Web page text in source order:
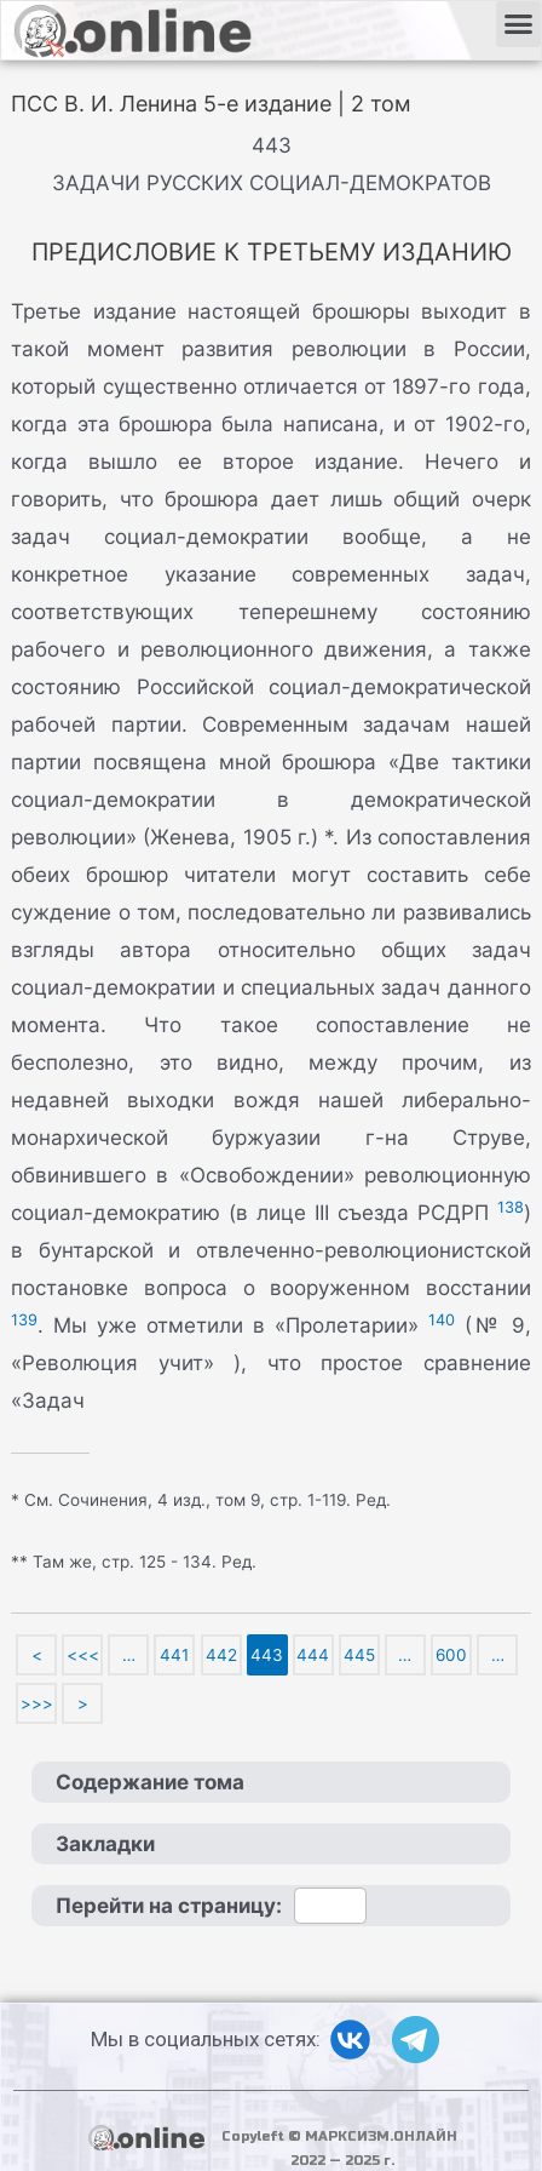
ПСС В. И. Ленина 5-е издание | 2 том
443
ЗАДАЧИ РУССКИХ СОЦИАЛ-ДЕМОКРАТОВ
ПРЕДИСЛОВИЕ К ТРЕТЬЕМУ ИЗДАНИЮ
Третье издание настоящей брошюры выходит в
такой момент развития революции в России,
который существенно отличается от 1897-го года,
когда эта брошюра была написана, и от 1902-го,
когда вышло ее второе издание. Нечего и
говорить, что брошюра дает лишь общий очерк
задач социал-демократии вообще, а не
конкретное указание современных задач,
соответствующих теперешнему состоянию
рабочего и революционного движения, а также
состоянию Российской социал-демократической
рабочей партии. Современным задачам нашей
партии посвящена мной брошюра «Две тактики
социал-демократии в демократической
революции» (Женева, 1905 г.) *. Из сопоставления
обеих брошюр читатели могут составить себе
суждение о том, последовательно ли развивались
взгляды автора относительно общих задач
социал-демократии и специальных задач данного
момента. Что такое сопоставление не
бесполезно, это видно, между прочим, из
недавней выходки вождя нашей либерально-
монархической буржуазии г-на Струве,
обвинившего в «Освобождении» революционную
социал-демократию (в лице III съезда РСДРП 138)
в бунтарской и отвлеченно-революционистской
постановке вопроса о вооруженном восстании
139. Мы уже отметили в «Пролетарии» 140(№ 9,
«Революция учит» ), что простое сравнение
«Задач
* См. Сочинения, 4 изд., том 9, стр. 1-119. Ред.
** Там же, стр. 125 - 134. Ред.
< <<< … 441 442 443 444 445 … 600 …
>>> >
Содержание тома
Закладки
Перейти на страницу:
Мы в социальных сетях:
Copyleft © МАРКСИЗМ.ОНЛАЙН
2022 — 2025 г.